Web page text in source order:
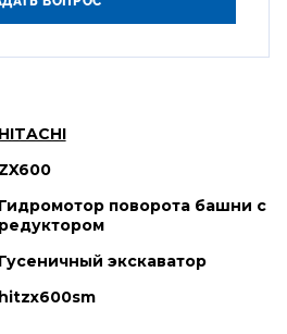
HITACHI
ZX600
Гидромотор поворота башни с
редуктором
Гусеничный экскаватор
hitzx600sm